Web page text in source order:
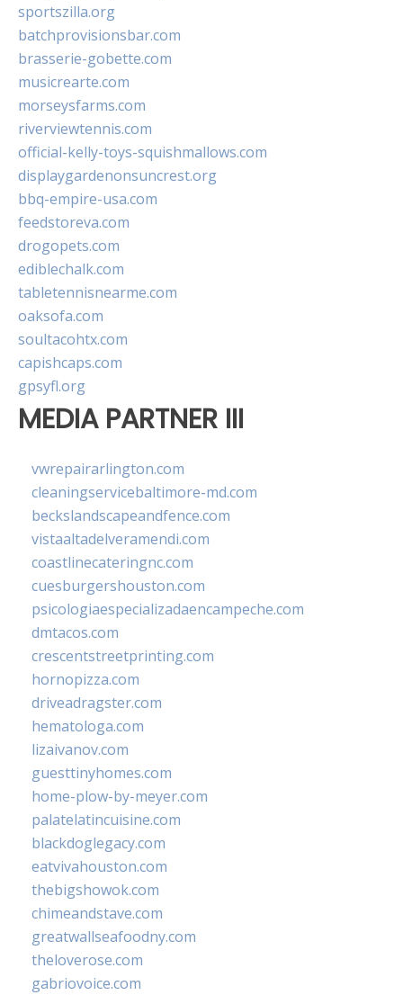
sportszilla.org
batchprovisionsbar.com
brasserie-gobette.com
musicrearte.com
morseysfarms.com
riverviewtennis.com
official-kelly-toys-squishmallows.com
displaygardenonsuncrest.org
bbq-empire-usa.com
feedstoreva.com
drogopets.com
ediblechalk.com
tabletennisnearme.com
oaksofa.com
soultacohtx.com
capishcaps.com
gpsyfl.org
MEDIA PARTNER III
vwrepairarlington.com
cleaningservicebaltimore-md.com
beckslandscapeandfence.com
vistaaltadelveramendi.com
coastlinecateringnc.com
cuesburgershouston.com
psicologiaespecializadaencampeche.com
dmtacos.com
crescentstreetprinting.com
hornopizza.com
driveadragster.com
hematologa.com
lizaivanov.com
guesttinyhomes.com
home-plow-by-meyer.com
palatelatincuisine.com
blackdoglegacy.com
eatvivahouston.com
thebigshowok.com
chimeandstave.com
greatwallseafoodny.com
theloverose.com
gabriovoice.com